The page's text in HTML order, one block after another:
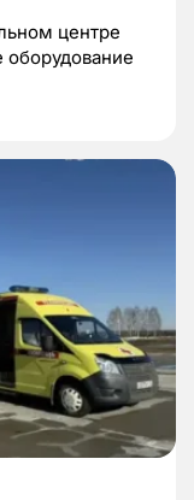
центре
оборудование